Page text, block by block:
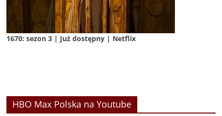
1670: sezon 3 | Już dostępny | Netflix
HBO Max Polska na Youtube